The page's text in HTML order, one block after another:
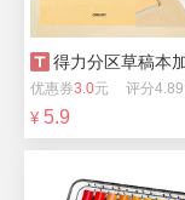
得力分区草稿本
优惠券3.0元 评分
¥ 5.9